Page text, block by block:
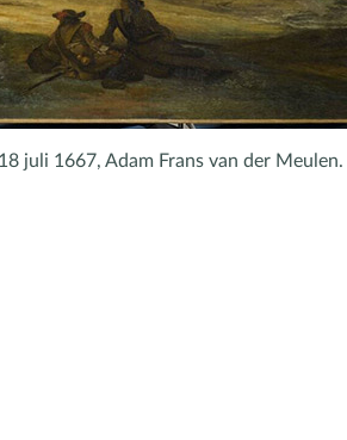
juli 1667, Adam Frans van der Meulen.